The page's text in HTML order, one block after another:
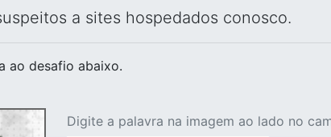
a sites hospedados conosco.
ao desafio abaixo.
Digite a palavra na imagem ao lado no